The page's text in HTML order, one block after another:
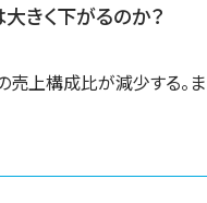
きく下がるのか？
上構成比が減少する。